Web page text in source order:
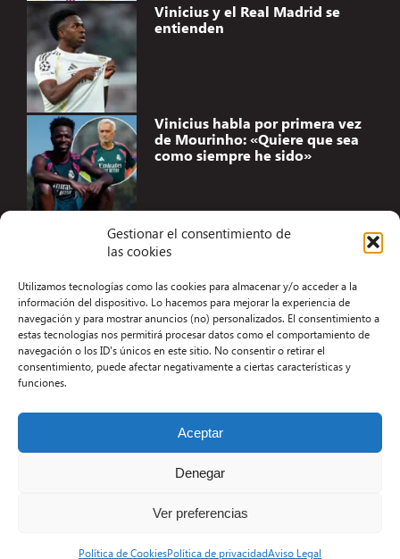
Gestionar el consentimiento de
las cookies
Utilizamos tecnologías como las cookies para almacenar y/o acceder a la
información del dispositivo. Lo hacemos para mejorar la experiencia de
navegación y para mostrar anuncios (no) personalizados. El consentimiento a
estas tecnologías nos permitirá procesar datos como el comportamiento de
navegación o los ID's únicos en este sitio. No consentir o retirar el
consentimiento, puede afectar negativamente a ciertas características y
funciones.
Aceptar
Denegar
Ver preferencias
Política de CookiesPolítica de privacidadAviso Legal
Vinicius y el Real Madrid se
entienden
Vinicius habla por primera vez
de Mourinho: «Quiere que sea
como siempre he sido»
Aviso Legal
Términos y condiciones
Política de privacidad
Contacto
Desarrollo Web por Kiwop